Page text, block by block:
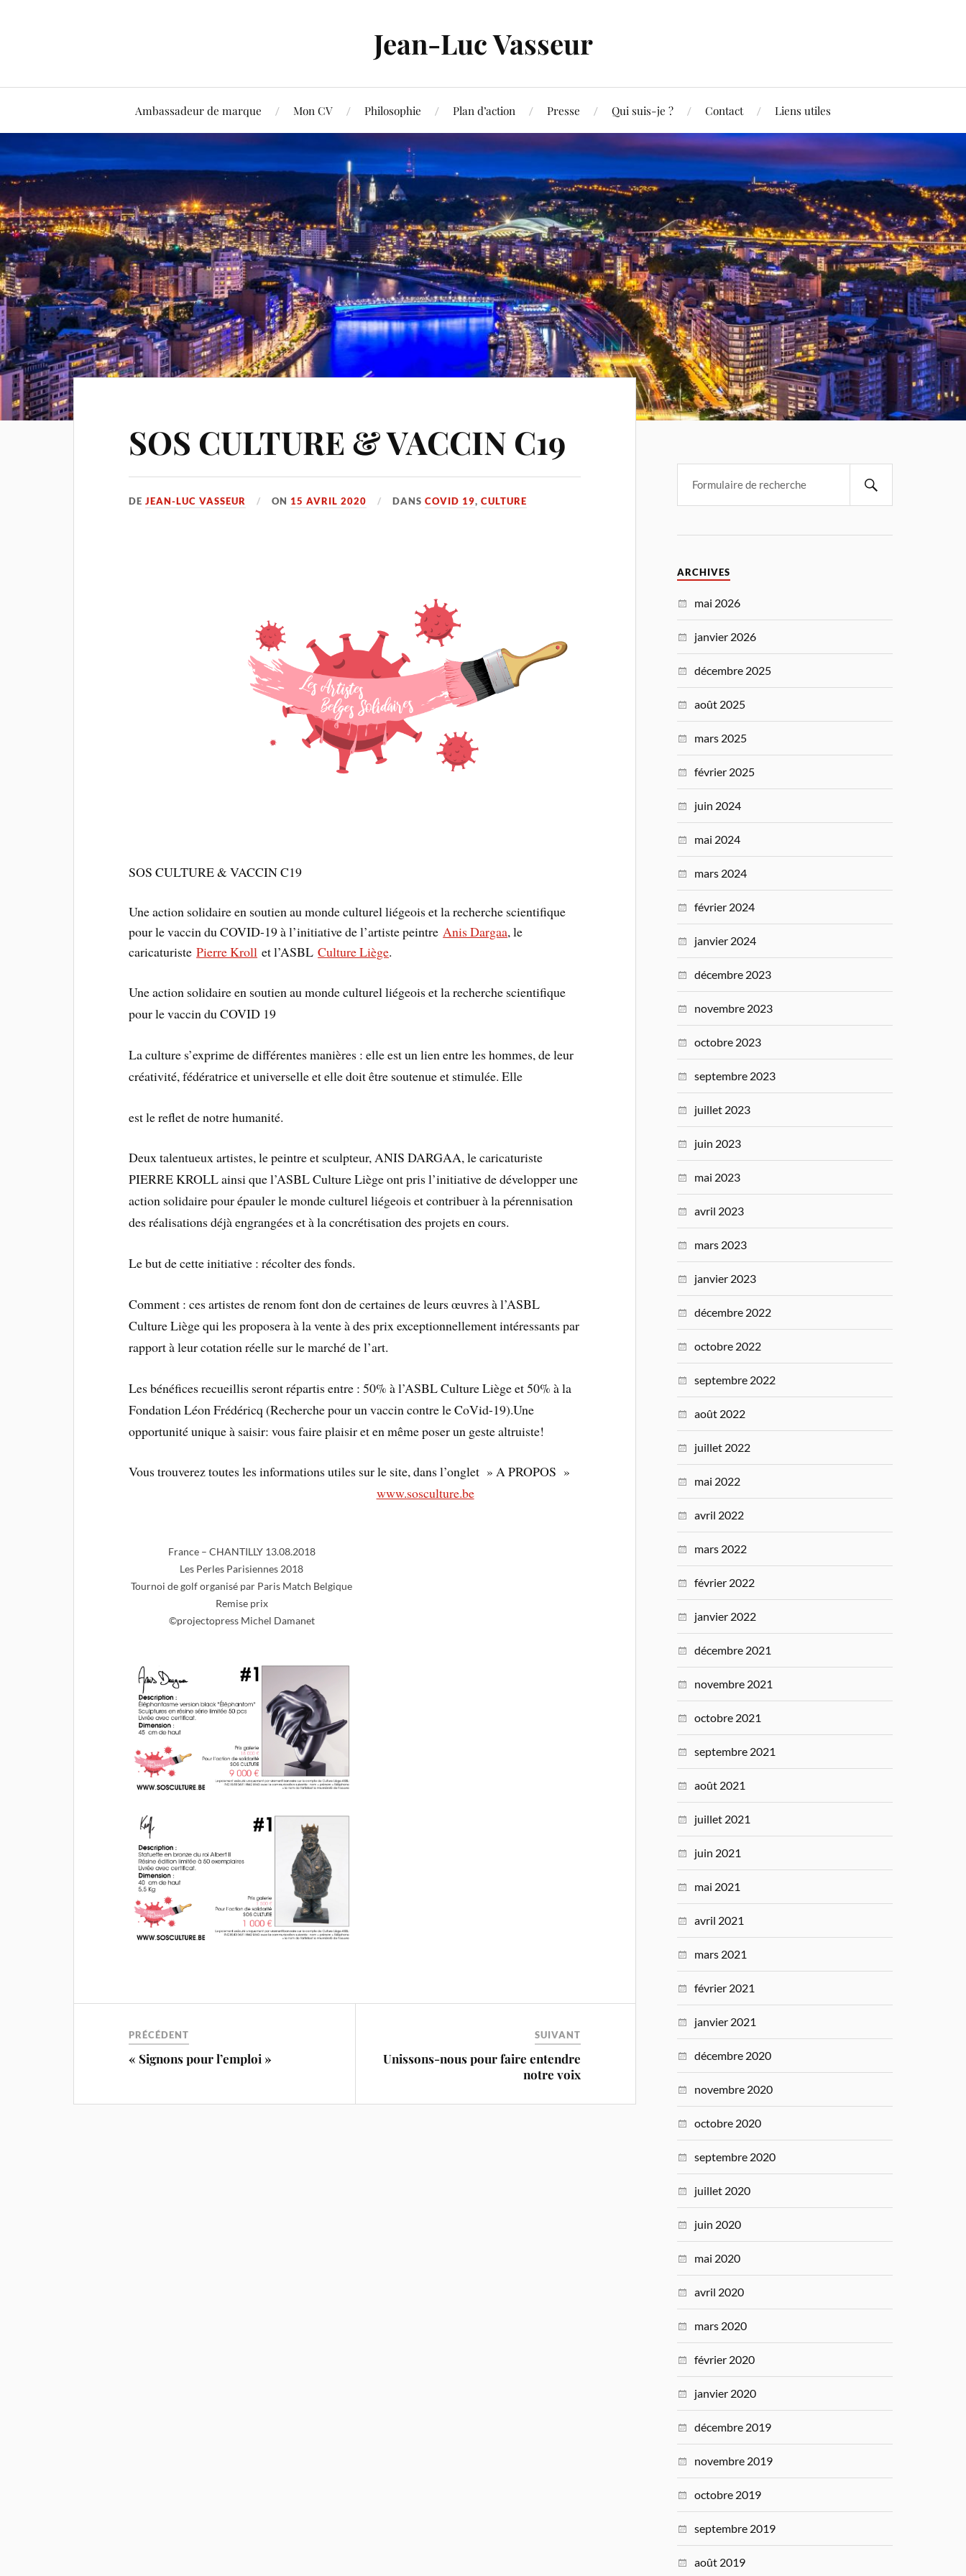
Jean-Luc Vasseur
Ambassadeur de marque Mon CV Philosophie Plan d’action Presse Qui suis-je ? Contact Liens utiles
SOS CULTURE & VACCIN C19
DEJEAN-LUC VASSEUR ON 15 AVRIL 2020 DANSCOVID 19,CULTURE
SOS CULTURE & VACCIN C19
Une action solidaire en soutien au monde culturel liégeois et la recherche scientifique
pour le vaccin du COVID-19 à l’initiative de l’artiste peintreAnis Dargaa, le
caricaturistePierre Kroll et l’ASBLCulture Liège.
Une action solidaire en soutien au monde culturel liégeois et la recherche scientifique
pour le vaccin du COVID 19
La culture s’exprime de différentes manières : elle est un lien entre les hommes, de leur
créativité, fédératrice et universelle et elle doit être soutenue et stimulée. Elle
est le reflet de notre humanité.
Deux talentueux artistes, le peintre et sculpteur, ANIS DARGAA, le caricaturiste
PIERRE KROLL ainsi que l’ASBL Culture Liège ont pris l’initiative de développer une
action solidaire pour épauler le monde culturel liégeois et contribuer à la pérennisation
des réalisations déjà engrangées et à la concrétisation des projets en cours.
Le but de cette initiative : récolter des fonds.
Comment : ces artistes de renom font don de certaines de leurs œuvres à l’ASBL
Culture Liège qui les proposera à la vente à des prix exceptionnellement intéressants par
rapport à leur cotation réelle sur le marché de l’art.
Les bénéfices recueillis seront répartis entre : 50% à l’ASBL Culture Liège et 50% à la
Fondation Léon Frédéricq (Recherche pour un vaccin contre le CoVid-19).Une
opportunité unique à saisir: vous faire plaisir et en même poser un geste altruiste!
Vous trouverez toutes les informations utiles sur le site, dans l’onglet » A PROPOS »
www.sosculture.be
France – CHANTILLY 13.08.2018
Les Perles Parisiennes 2018
Tournoi de golf organisé par Paris Match Belgique
Remise prix
©projectopress Michel Damanet
PRÉCÉDENT
« Signons pour l’emploi »
SUIVANT
Unissons-nous pour faire entendre
notre voix
ARCHIVES
mai 2026
janvier 2026
décembre 2025
août 2025
mars 2025
février 2025
juin 2024
mai 2024
mars 2024
février 2024
janvier 2024
décembre 2023
novembre 2023
octobre 2023
septembre 2023
juillet 2023
juin 2023
mai 2023
avril 2023
mars 2023
janvier 2023
décembre 2022
octobre 2022
septembre 2022
août 2022
juillet 2022
mai 2022
avril 2022
mars 2022
février 2022
janvier 2022
décembre 2021
novembre 2021
octobre 2021
septembre 2021
août 2021
juillet 2021
juin 2021
mai 2021
avril 2021
mars 2021
février 2021
janvier 2021
décembre 2020
novembre 2020
octobre 2020
septembre 2020
juillet 2020
juin 2020
mai 2020
avril 2020
mars 2020
février 2020
janvier 2020
décembre 2019
novembre 2019
octobre 2019
septembre 2019
août 2019